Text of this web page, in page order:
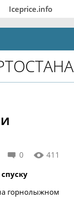
Iceprice.info
0 411
горнолыжном